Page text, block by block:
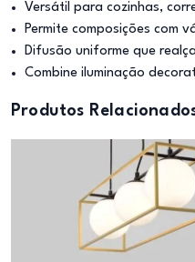
Versátil para cozinhas,
Permite composições com
Difusão uniforme que
Combine iluminação
Produtos